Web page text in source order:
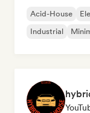
Acid-House
Industrial